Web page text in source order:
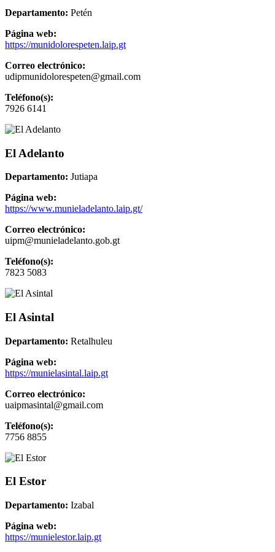
Departamento: Petén
Página web:
https://munidolorespeten.laip.gt
Correo electrónico:
udipmunidolorespeten@gmail.com
Teléfono(s):
7926 6141
El Adelanto
Departamento: Jutiapa
Página web:
https://www.munieladelanto.laip.gt/
Correo electrónico:
uipm@munieladelanto.gob.gt
Teléfono(s):
7823 5083
El Asintal
Departamento: Retalhuleu
Página web:
https://munielasintal.laip.gt
Correo electrónico:
uaipmasintal@gmail.com
Teléfono(s):
7756 8855
El Estor
Departamento: Izabal
Página web:
https://munielestor.laip.gt